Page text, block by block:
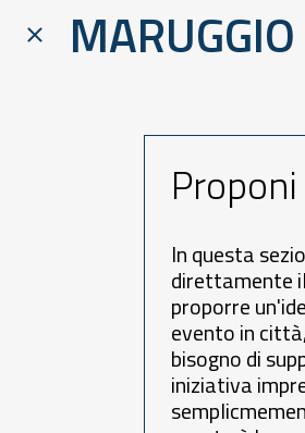
MARUGGIO
In questa
direttamente
proporre
evento in
bisogno di
iniziativa